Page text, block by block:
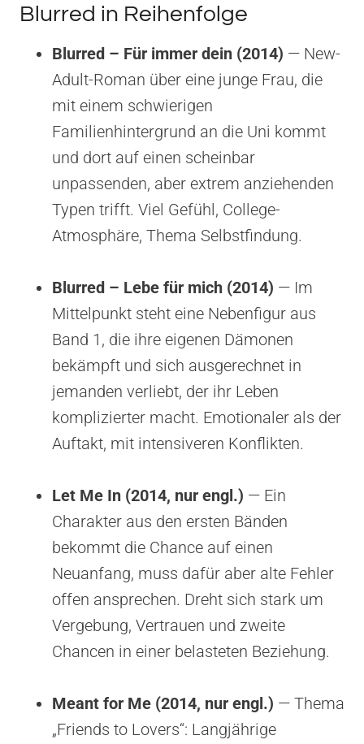
Blurred in Reihenfolge
Blurred – Für immer dein (2014) — New-
Adult-Roman über eine junge Frau, die
mit einem schwierigen
Familienhintergrund an die Uni kommt
und dort auf einen scheinbar
unpassenden, aber extrem anziehenden
Typen trifft. Viel Gefühl, College-
Atmosphäre, Thema Selbstfindung.
Blurred – Lebe für mich (2014) — Im
Mittelpunkt steht eine Nebenfigur aus
Band 1, die ihre eigenen Dämonen
bekämpft und sich ausgerechnet in
jemanden verliebt, der ihr Leben
komplizierter macht. Emotionaler als der
Auftakt, mit intensiveren Konflikten.
Let Me In (2014, nur engl.) — Ein
Charakter aus den ersten Bänden
bekommt die Chance auf einen
Neuanfang, muss dafür aber alte Fehler
offen ansprechen. Dreht sich stark um
Vergebung, Vertrauen und zweite
Chancen in einer belasteten Beziehung.
Meant for Me (2014, nur engl.) — Thema
„Friends to Lovers“: Langjährige